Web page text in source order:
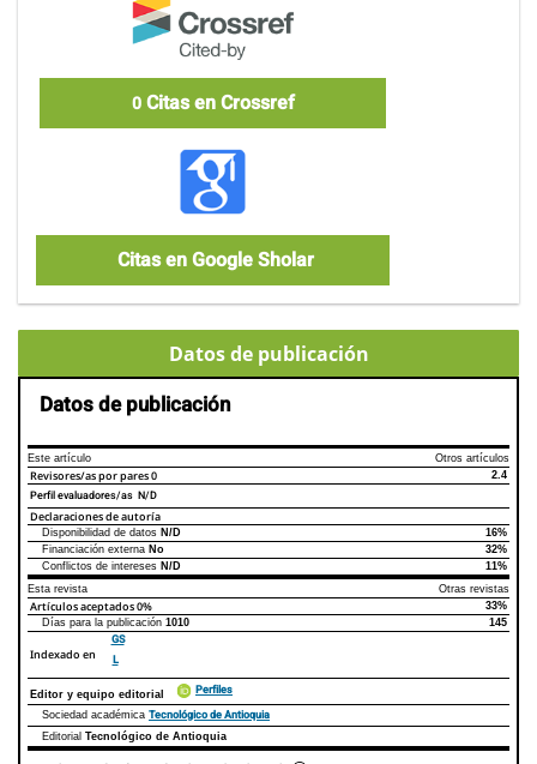
0Citas en Crossref
Citas en Google Sholar
Datos de publicación
Datos de publicación
Este artículo Otros artículos
Revisores/as por pares0 2.4
Perfil evaluadores/as N/D
Declaraciones de autoría
Declaraciones de autoríaEste artículo
Disponibilidad de datos N/D
16%
Financiación externa No
32%
Conflictos de intereses N/D
11%
Esta revista
Otras revistas
Artículos aceptados0%
33%
Días para la publicación 1010 145
Indexado en
GS
L
Editor y equipo editorial Perfiles
Sociedad académica Tecnológico de Antioquia
Editorial Tecnológico de Antioquia